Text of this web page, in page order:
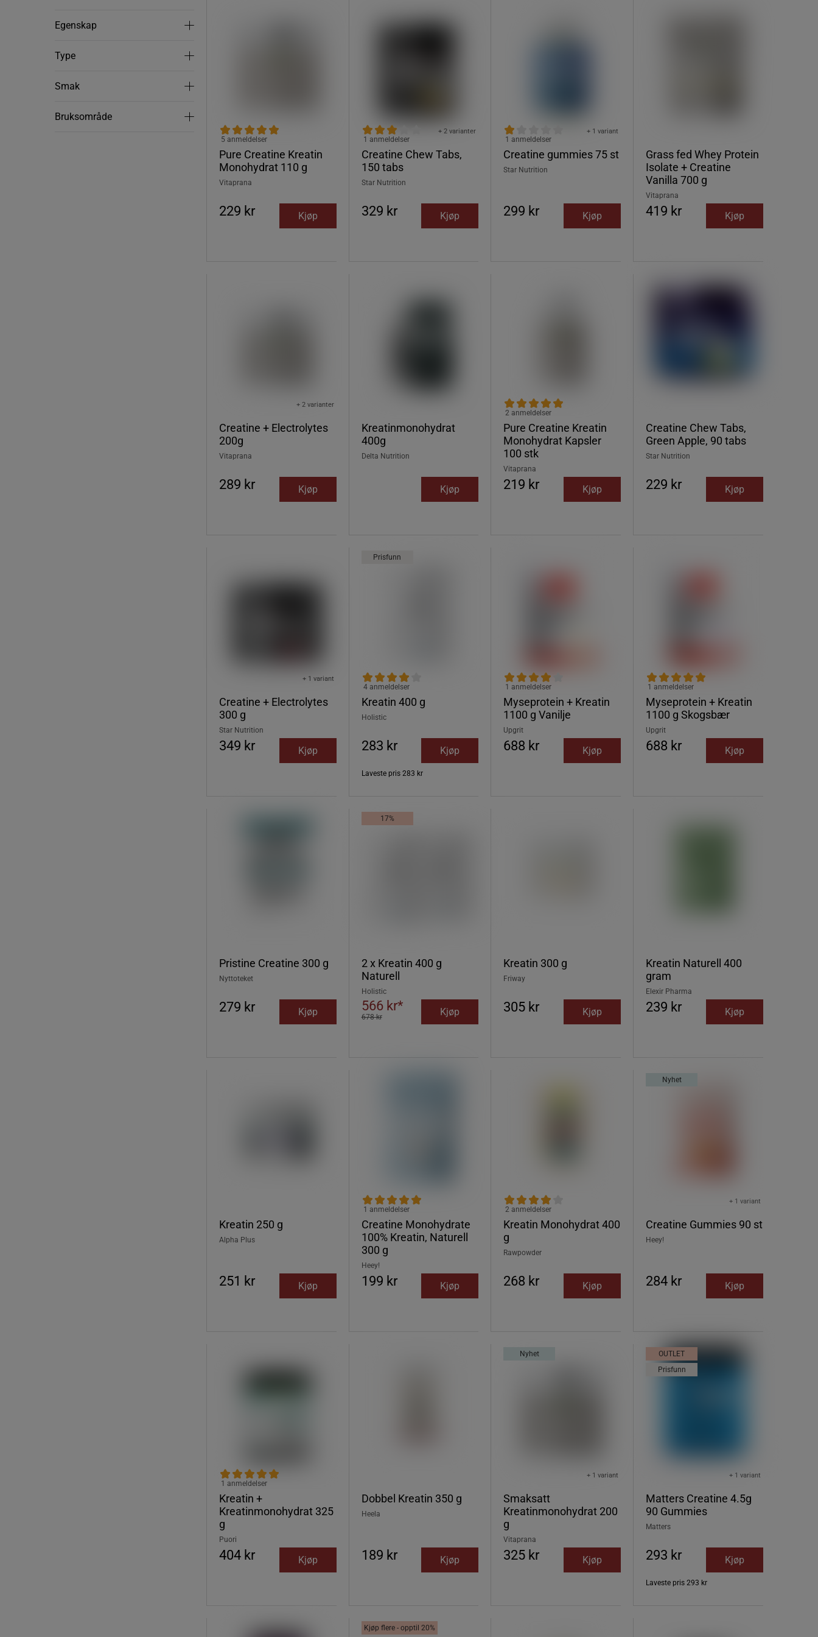
EgenskapEgenskap
TypeType
SmakSmak
BruksområdeBruksområde
Pure Creatine Kreatin
Monohydrat 110 g
5 anmeldelser
Vitaprana
229 kr Kjøp
Creatine Chew Tabs,
150 tabs
+ 2 varianter
1 anmeldelser
Star Nutrition
329 kr Kjøp
Creatine gummies 75 st
+ 1 variant
1 anmeldelser
Star Nutrition
299 kr Kjøp
Grass fed Whey Protein
Isolate + Creatine
Vanilla 700 g
Vitaprana
419 kr Kjøp
Creatine + Electrolytes
200g
+ 2 varianter
Vitaprana
289 kr Kjøp
Kreatinmonohydrat
400g
Delta Nutrition
Kjøp
Pure Creatine Kreatin
Monohydrat Kapsler
100 stk
2 anmeldelser
Vitaprana
219 kr Kjøp
Creatine Chew Tabs,
Green Apple, 90 tabs
Star Nutrition
229 kr Kjøp
Creatine + Electrolytes
300 g
+ 1 variant
Star Nutrition
349 kr Kjøp
Prisfunn
Kreatin 400 g
4 anmeldelser
Holistic
283 kr Kjøp
Laveste pris 283 kr
Myseprotein + Kreatin
1100 g Vanilje
1 anmeldelser
Upgrit
688 kr Kjøp
Myseprotein + Kreatin
1100 g Skogsbær
1 anmeldelser
Upgrit
688 kr Kjøp
Pristine Creatine 300 g
Nyttoteket
279 kr Kjøp
17%
2 x Kreatin 400 g
Naturell
Holistic
566 kr*
678 kr Kjøp
Kreatin 300 g
Friway
305 kr Kjøp
Kreatin Naturell 400
gram
Elexir Pharma
239 kr Kjøp
Kreatin 250 g
Alpha Plus
251 kr Kjøp
Creatine Monohydrate
100% Kreatin, Naturell
300 g
1 anmeldelser
Heey!
199 kr Kjøp
Kreatin Monohydrat 400
g
2 anmeldelser
Rawpowder
268 kr Kjøp
Nyhet
Creatine Gummies 90 st
+ 1 variant
Heey!
284 kr Kjøp
Kreatin +
Kreatinmonohydrat 325
g
1 anmeldelser
Puori
404 kr Kjøp
Dobbel Kreatin 350 g
Heela
189 kr Kjøp
Nyhet
Smaksatt
Kreatinmonohydrat 200
g
+ 1 variant
Vitaprana
325 kr Kjøp
OUTLET
Prisfunn
Matters Creatine 4.5g
90 Gummies
+ 1 variant
Matters
293 kr Kjøp
Laveste pris 293 kr
Kjøp flere - opptil 20%